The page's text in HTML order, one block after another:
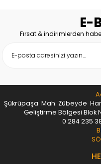
E-
Fırsat & indirimlerden
Şükrüpaşa Mah. Zübeyde
Geliştirme Bölgesi Blok
0 284 235